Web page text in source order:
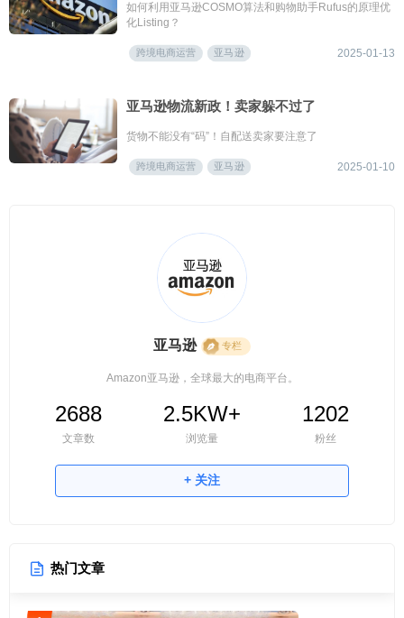
如何利用亚马逊COSMO算法和购物助手Rufus的原理优
化Listing？
跨境电商运营 亚马逊 2025-01-13
亚马逊物流新政！卖家躲不过了
货物不能没有“码”！自配送卖家要注意了
跨境电商运营 亚马逊 2025-01-10
亚马逊 专栏
Amazon亚马逊，全球最大的电商平台。
2688
文章数
2.5KW+
浏览量
1202
粉丝
+ 关注
热门文章